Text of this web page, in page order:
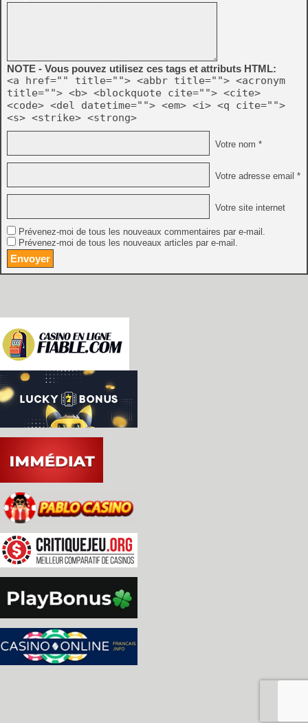
NOTE - Vous pouvez utilisez ces tags et attributs HTML:
<a href="" title=""> <abbr title=""> <acronym
title=""> <b> <blockquote cite=""> <cite>
<code> <del datetime=""> <em> <i> <q cite="">
<s> <strike> <strong>
Votre nom *
Votre adresse email *
Votre site internet
Prévenez-moi de tous les nouveaux commentaires par e-mail.
Prévenez-moi de tous les nouveaux articles par e-mail.